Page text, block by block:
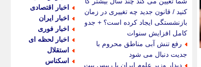
کنید / قانون جدید چه تغییری در زمان
بازنشستگی ایجاد کرده است؟ + جدول
کامل افزایش سنوات
رفع تنش آبی مناطق محروم با
جدیت دنبال می شود
دیدار وزیر علوم ایران با رییس بیت
اخبار اقتصادی
اخبار ایران
اخبار فوری
اخبار لحظه ای
استقلال
اسکناس